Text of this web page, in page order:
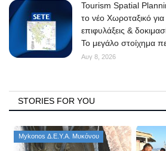
Tourism Spatial
το νέο Χωροταξικό
επιφυλάξεις &
Το μεγάλο στοίχημα
Αυγ 8, 2026
STORIES FOR YOU
Mykonos Δ.Ε.Υ.Α. Μυκόνου